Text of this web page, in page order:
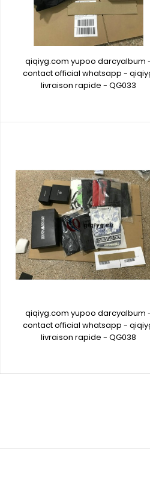
qiqiyg.com yupoo darcyalbum
contact official whatsapp -
livraison rapide - QG033
qiqiyg.com yupoo darcyalbum
contact official whatsapp -
livraison rapide - QG038